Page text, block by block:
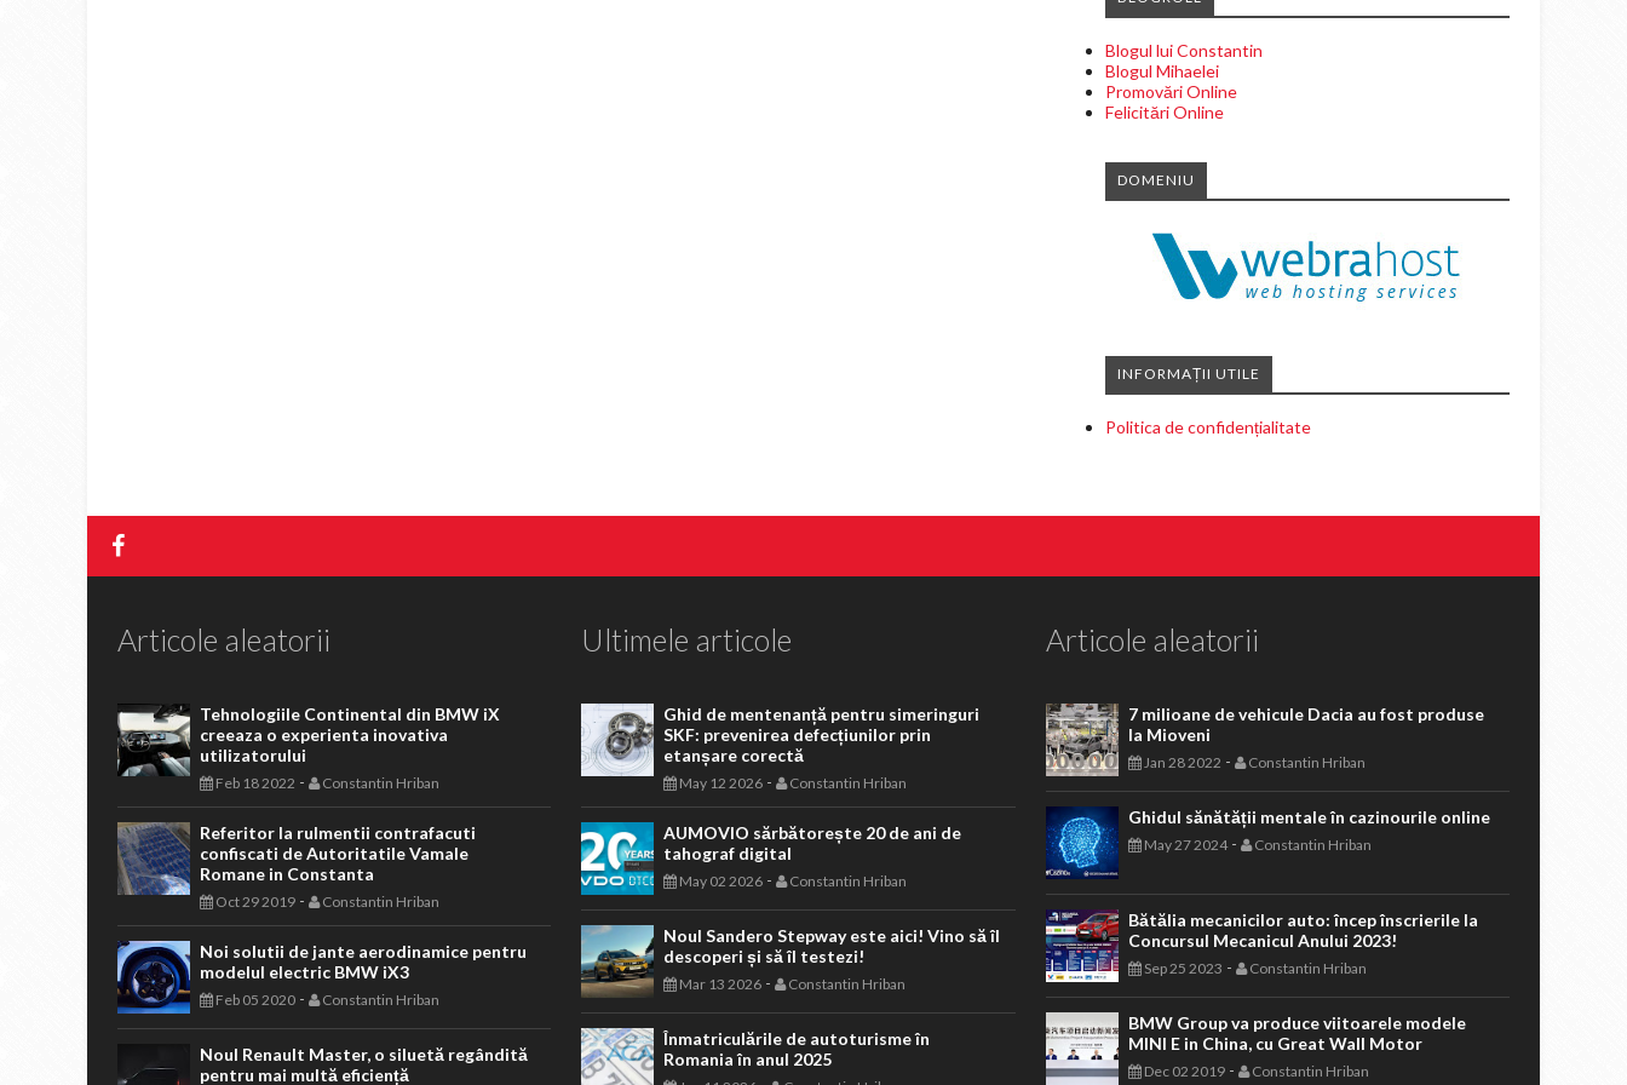
Blogul lui Constantin
Blogul Mihaelei
Promovări Online
Felicitări Online
DOMENIU
INFORMAȚII UTILE
Politica de confidențialitate
Articole aleatorii
Tehnologiile Continental din BMW iX
creeaza o experienta inovativa
utilizatorului
Feb 18 2022 - Constantin Hriban
Referitor la rulmentii contrafacuti
confiscati de Autoritatile Vamale
Romane in Constanta
Oct 29 2019 - Constantin Hriban
Noi solutii de jante aerodinamice pentru
modelul electric BMW iX3
Feb 05 2020 - Constantin Hriban
Noul Renault Master, o siluetă regândită
pentru mai multă eficiență
Ultimele articole
Ghid de mentenanță pentru simeringuri
SKF: prevenirea defecțiunilor prin
etanșare corectă
May 12 2026 - Constantin Hriban
AUMOVIO sărbătorește 20 de ani de
tahograf digital
May 02 2026 - Constantin Hriban
Noul Sandero Stepway este aici! Vino să îl
descoperi și să îl testezi!
Mar 13 2026 - Constantin Hriban
Înmatriculările de autoturisme în
Romania în anul 2025
Articole aleatorii
7 milioane de vehicule Dacia au fost produse
la Mioveni
Jan 28 2022 - Constantin Hriban
Ghidul sănătății mentale în cazinourile online
May 27 2024- Constantin Hriban
Bătălia mecanicilor auto: încep înscrierile la
Concursul Mecanicul Anului 2023!
Sep 25 2023 - Constantin Hriban
BMW Group va produce viitoarele modele
MINI E in China, cu Great Wall Motor
Dec 02 2019- Constantin Hriban